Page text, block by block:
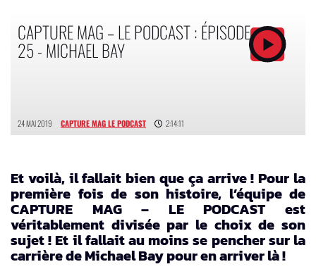
CAPTURE MAG – LE PODCAST : ÉPISODE
25 - MICHAEL BAY
24 MAI 2019 CAPTURE MAG LE PODCAST 2:14:11
Et voilà, il fallait bien que ça arrive ! Pour la
première fois de son histoire, l’équipe de
CAPTURE MAG – LE PODCAST est
véritablement divisée par le choix de son
sujet ! Et il fallait au moins se pencher sur la
carrière de Michael Bay pour en arriver là !